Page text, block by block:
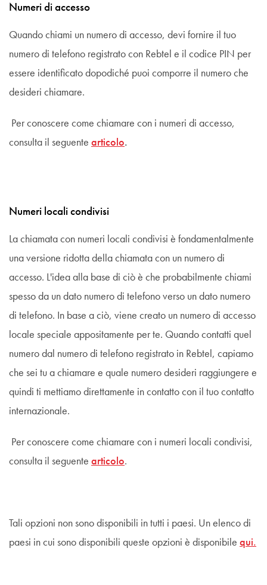
Numeri di accesso
Quando chiami un numero di accesso, devi fornire il tuo
numero di telefono registrato con Rebtel e il codice PIN per
essere identificato dopodiché puoi comporre il numero che
desideri chiamare.
Per conoscere come chiamare con i numeri di accesso,
consulta il seguente articolo.
Numeri locali condivisi
La chiamata con numeri locali condivisi è fondamentalmente
una versione ridotta della chiamata con un numero di
accesso. L'idea alla base di ciò è che probabilmente chiami
spesso da un dato numero di telefono verso un dato numero
di telefono. In base a ciò, viene creato un numero di accesso
locale speciale appositamente per te. Quando contatti quel
numero dal numero di telefono registrato in Rebtel, capiamo
che sei tu a chiamare e quale numero desideri raggiungere e
quindi ti mettiamo direttamente in contatto con il tuo contatto
internazionale.
Per conoscere come chiamare con i numeri locali condivisi,
consulta il seguente articolo.
Tali opzioni non sono disponibili in tutti i paesi. Un elenco di
paesi in cui sono disponibili queste opzioni è disponibile qui.